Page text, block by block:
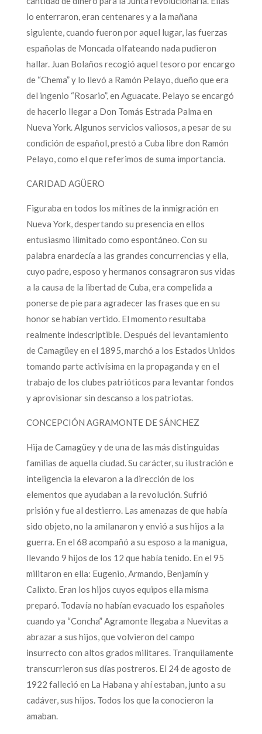
lo enterraron, eran centenares y a la mañana
siguiente, cuando fueron por aquel lugar, las fuerzas
españolas de Moncada olfateando nada pudieron
hallar. Juan Bolaños recogió aquel tesoro por encargo
de “Chema” y lo llevó a Ramón Pelayo, dueño que era
del ingenio “Rosario”, en Aguacate. Pelayo se encargó
de hacerlo llegar a Don Tomás Estrada Palma en
Nueva York. Algunos servicios valiosos, a pesar de su
condición de español, prestó a Cuba libre don Ramón
Pelayo, como el que referimos de suma importancia.
CARIDAD AGÜERO
Figuraba en todos los mítines de la inmigración en
Nueva York, despertando su presencia en ellos
entusiasmo ilimitado como espontáneo. Con su
palabra enardecía a las grandes concurrencias y ella,
cuyo padre, esposo y hermanos consagraron sus vidas
a la causa de la libertad de Cuba, era compelida a
ponerse de pie para agradecer las frases que en su
honor se habían vertido. El momento resultaba
realmente indescriptible. Después del levantamiento
de Camagüey en el 1895, marchó a los Estados Unidos
tomando parte activísima en la propaganda y en el
trabajo de los clubes patrióticos para levantar fondos
y aprovisionar sin descanso a los patriotas.
CONCEPCIÓN AGRAMONTE DE SÁNCHEZ
Hija de Camagüey y de una de las más distinguidas
familias de aquella ciudad. Su carácter, su ilustración e
inteligencia la elevaron a la dirección de los
elementos que ayudaban a la revolución. Sufrió
prisión y fue al destierro. Las amenazas de que había
sido objeto, no la amilanaron y envió a sus hijos a la
guerra. En el 68 acompañó a su esposo a la manigua,
llevando 9 hijos de los 12 que había tenido. En el 95
militaron en ella: Eugenio, Armando, Benjamín y
Calixto. Eran los hijos cuyos equipos ella misma
preparó. Todavía no habían evacuado los españoles
cuando ya “Concha” Agramonte llegaba a Nuevitas a
abrazar a sus hijos, que volvieron del campo
insurrecto con altos grados militares. Tranquilamente
transcurrieron sus días postreros. El 24 de agosto de
1922 falleció en La Habana y ahí estaban, junto a su
cadáver, sus hijos. Todos los que la conocieron la
amaban.